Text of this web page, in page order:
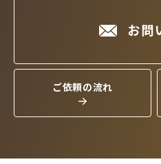
お問
ご依頼の流れ